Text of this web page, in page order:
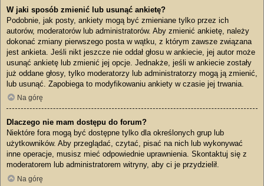
W jaki sposób zmienić lub usunąć ankietę?
Podobnie, jak posty, ankiety mogą być zmieniane tylko przez ich
autorów, moderatorów lub administratorów. Aby zmienić ankietę, należy
dokonać zmiany pierwszego posta w wątku, z którym zawsze związana
jest ankieta. Jeśli nikt jeszcze nie oddał głosu w ankiecie, jej autor może
usunąć ankietę lub zmienić jej opcje. Jednakże, jeśli w ankiecie zostały
już oddane głosy, tylko moderatorzy lub administratorzy mogą ją zmienić,
lub usunąć. Zapobiega to modyfikowaniu ankiety w czasie jej trwania.
Na górę
Dlaczego nie mam dostępu do forum?
Niektóre fora mogą być dostępne tylko dla określonych grup lub
użytkowników. Aby przeglądać, czytać, pisać na nich lub wykonywać
inne operacje, musisz mieć odpowiednie uprawnienia. Skontaktuj się z
moderatorem lub administratorem witryny, aby ci je przydzielił.
Na górę